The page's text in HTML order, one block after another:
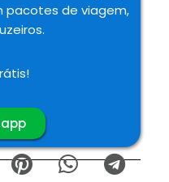
pacotes de viagem,